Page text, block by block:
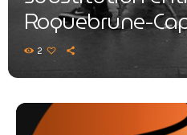
Roquebrune-
Menton
2